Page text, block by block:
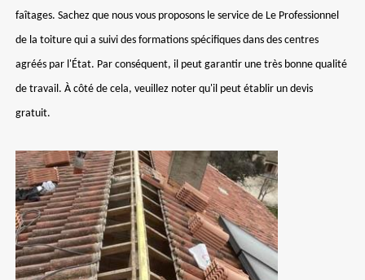
faîtages. Sachez que nous vous proposons le service de Le Professionnel
de la toiture qui a suivi des formations spécifiques dans des centres
agréés par l'État. Par conséquent, il peut garantir une très bonne qualité
de travail. À côté de cela, veuillez noter qu'il peut établir un devis
gratuit.